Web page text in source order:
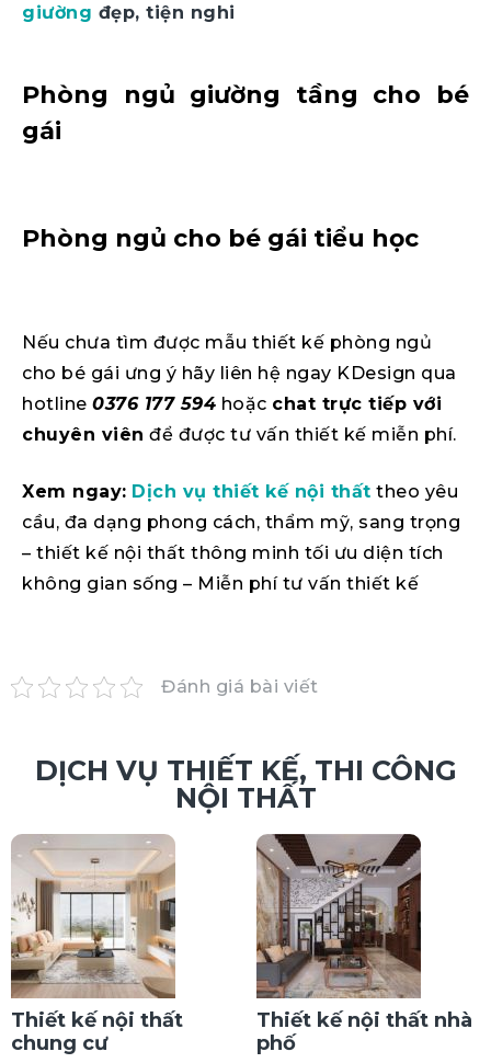
giường đẹp, tiện nghi
Phòng ngủ giường tầng cho bé
gái
Phòng ngủ cho bé gái tiểu học
Nếu chưa tìm được mẫu thiết kế phòng ngủ
cho bé gái ưng ý hãy liên hệ ngay KDesign qua
hotline 0376 177 594 hoặc chat trực tiếp với
chuyên viên để được tư vấn thiết kế miễn phí.
Xem ngay: Dịch vụ thiết kế nội thất theo yêu
cầu, đa dạng phong cách, thẩm mỹ, sang trọng
– thiết kế nội thất thông minh tối ưu diện tích
không gian sống – Miễn phí tư vấn thiết kế
Đánh giá bài viết
DỊCH VỤ THIẾT KẾ, THI CÔNG
NỘI THẤT
Thiết kế nội thất
chung cư
Thiết kế nội thất nhà
phố